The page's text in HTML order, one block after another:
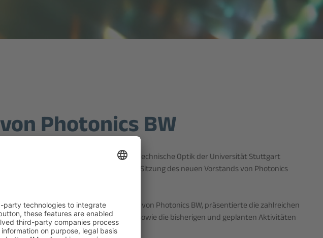
Photonics BW
Am 29. April 2026 war das Institut für Technische Optik der Universität Stuttgart
Gastgeber der ersten turnusgemäßen Sitzung des neuen Vorstands von Photonics
Dr. Andreas Ehrhardt, Geschäftsführer von Photonics BW, präsentierte die zahlreichen
Aktivitäten des Geschäftsjahres 2025 sowie die bisherigen und geplanten Aktivitäten
für 2026.